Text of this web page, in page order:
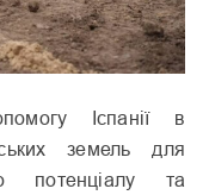
Іспанії в
земель для
потенціалу та